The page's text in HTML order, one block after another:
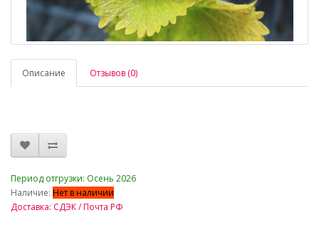
Описание Отзывов (0)
Период отгрузки: Осень 2026
Наличие: Нет в наличии
Доставка: СДЭК / Почта РФ